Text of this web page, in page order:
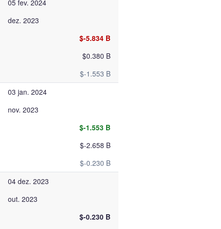
05 fev. 2024
dez. 2023
$-5.834 B
$0.380 B
$-1.553 B
03 jan. 2024
nov. 2023
$-1.553 B
$-2.658 B
$-0.230 B
04 dez. 2023
out. 2023
$-0.230 B